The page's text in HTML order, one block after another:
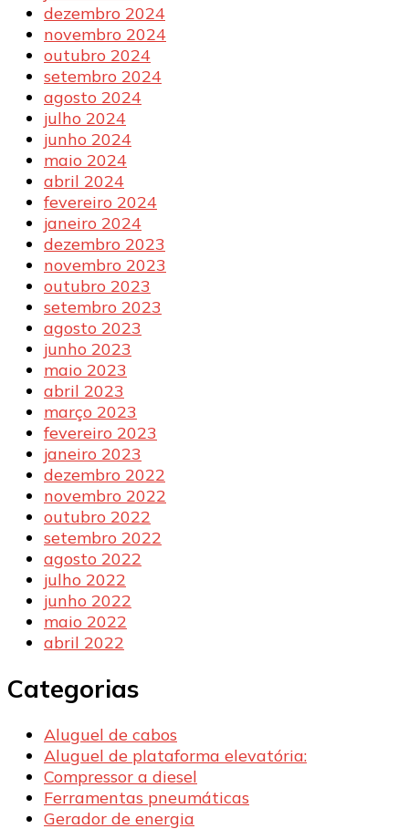
dezembro 2024
novembro 2024
outubro 2024
setembro 2024
agosto 2024
julho 2024
junho 2024
maio 2024
abril 2024
fevereiro 2024
janeiro 2024
dezembro 2023
novembro 2023
outubro 2023
setembro 2023
agosto 2023
junho 2023
maio 2023
abril 2023
março 2023
fevereiro 2023
janeiro 2023
dezembro 2022
novembro 2022
outubro 2022
setembro 2022
agosto 2022
julho 2022
junho 2022
maio 2022
abril 2022
Categorias
Aluguel de cabos
Aluguel de plataforma elevatória:
Compressor a diesel
Ferramentas pneumáticas
Gerador de energia